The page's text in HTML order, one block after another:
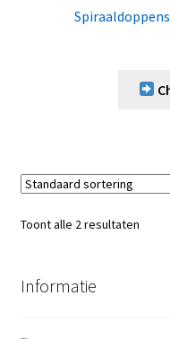
Toont alle 2 resultaten
Informatie